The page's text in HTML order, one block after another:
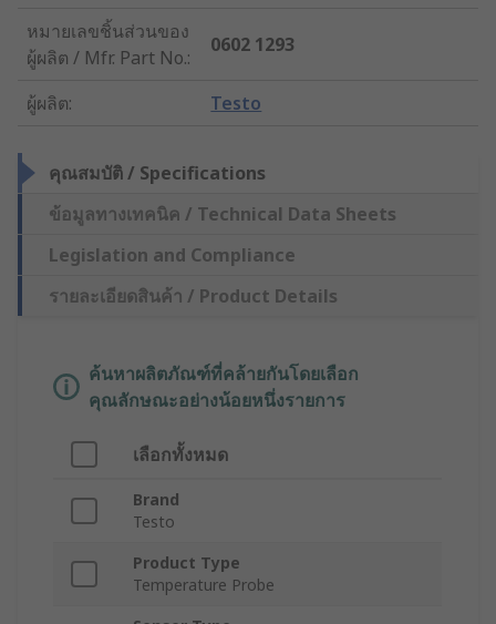
หมายเลขชิ้นส่วนของ
ผู้ผลิต / Mfr. Part No.:
0602 1293
ผู้ผลิต: Testo
คุณสมบัติ / Specifications
ข้อมูลทางเทคนิค / Technical Data Sheets
Legislation and Compliance
รายละเอียดสินค้า / Product Details
ค้นหาผลิตภัณฑ์ที่คล้ายกันโดยเลือก
คุณลักษณะอย่างน้อยหนึ่งรายการ
เลือกทั้งหมด
Brand
Testo
Product Type
Temperature Probe